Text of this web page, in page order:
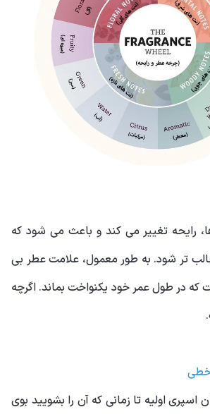
تغییر می کند و باعث می شود که
تر شود. به طور معمول، علامت عطر بی
در طول عمر خود یکنواخت بماند. اگرچه
اسپری اولیه تا زمانی که آن را بشویید بوی